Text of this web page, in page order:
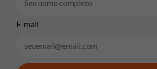
E-mail